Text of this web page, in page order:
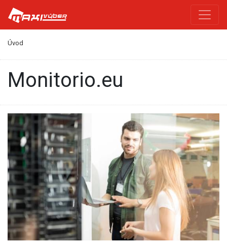
Úvod
monitorio.eu